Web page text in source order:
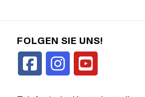
FOLGEN SIE UNS!